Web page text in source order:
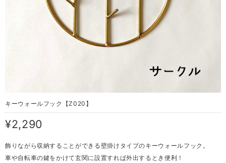
キーウォールフック【Z020】
¥2,290
飾りながら収納することができる壁掛けタイプのキーウォールフック。
車や自転車の鍵をかけて玄関に設置すれば外出するとき便利！